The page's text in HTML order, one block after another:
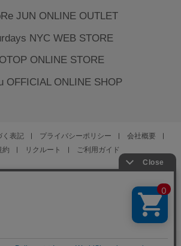
JUN ONLINE OUTLET
NYC WEB STORE
ONLINE STORE
OFFICIAL ONLINE SHOP
く表記 プライバシーポリシー
会社概要
約
リクルート ご利用ガイド
ALL RIGHTS RESERVED.